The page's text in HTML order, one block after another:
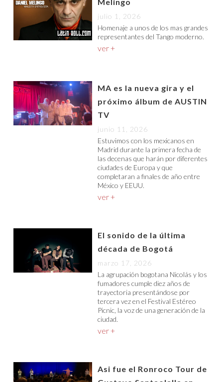
julio 1, 2026
Homenaje a unos de los mas grandes
representantes del Tango moderno.
ver +
MA es la nueva gira y el
próximo álbum de AUSTIN
TV
junio 11, 2026
Estuvimos con los mexicanos en
Madrid durante la primera fecha de
las decenas que harán por diferentes
ciudades de Europa y que
completaran a finales de año entre
México y EEUU.
ver +
El sonido de la última
década de Bogotá
marzo 17, 2026
La agrupación bogotana Nicolás y los
fumadores cumple diez años de
trayectoria presentándose por
tercera vez en el Festival Estéreo
Picnic, la voz de una generación de la
ciudad.
ver +
Asi fue el Ronroco Tour de